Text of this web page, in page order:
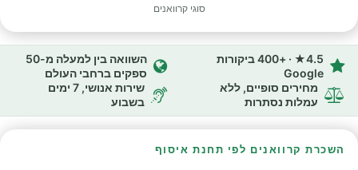
סוגי קרוואנים
4.5★ · +400 ביקורות
Google
השוואה בין למעלה מ-50
ספקים ברחבי העולם
מחירים סופיים, ללא
עמלות נסתרות
שירות אנושי, 7 ימים
בשבוע
השכרת קרוואנים לפי תחנת איסוף